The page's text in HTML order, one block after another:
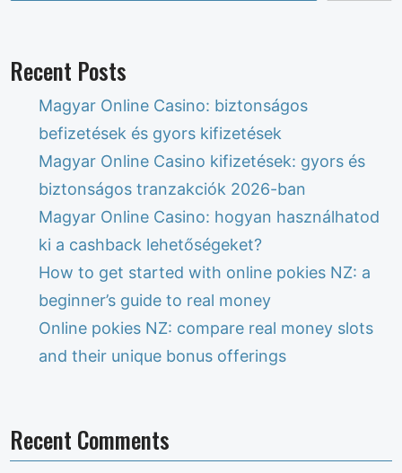
Recent Posts
Magyar Online Casino: biztonságos
befizetések és gyors kifizetések
Magyar Online Casino kifizetések: gyors és
biztonságos tranzakciók 2026-ban
Magyar Online Casino: hogyan használhatod
ki a cashback lehetőségeket?
How to get started with online pokies NZ: a
beginner’s guide to real money
Online pokies NZ: compare real money slots
and their unique bonus offerings
Recent Comments